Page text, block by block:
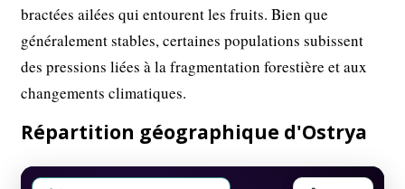
bractées ailées qui entourent les fruits. Bien que
généralement stables, certaines populations subissent
des pressions liées à la fragmentation forestière et aux
changements climatiques.
Répartition géographique d'Ostrya